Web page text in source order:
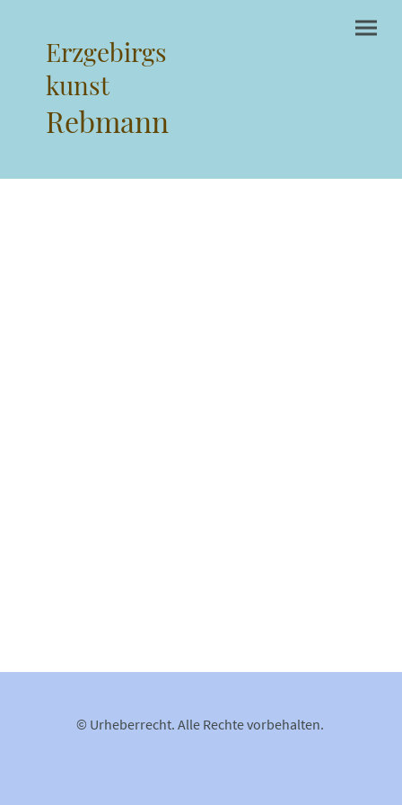
Erzgebirgs
kunst
Rebmann
© Urheberrecht. Alle Rechte vorbehalten.